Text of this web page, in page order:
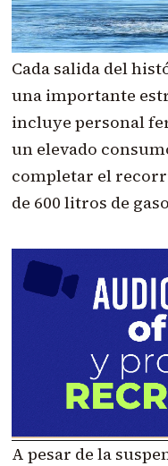
Cada salida del
una importante
incluye personal
un elevado
completar el
de 600 litros de
A pesar de la